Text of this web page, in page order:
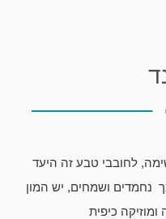
לחובבי טבע זה היעד
נחמדים ושמחים, יש המון
כיפית